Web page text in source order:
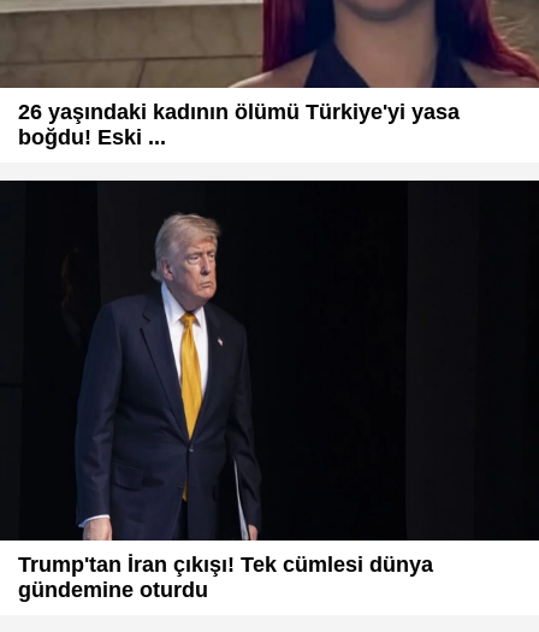
26 yaşındaki kadının ölümü Türkiye'yi yasa
boğdu! Eski ...
Trump'tan İran çıkışı! Tek cümlesi dünya
gündemine oturdu